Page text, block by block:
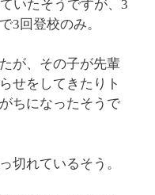
いたそうですが、3
3回登校のみ。
が、その子が先輩
せをしてきたりト
ちになったそうで
切れているそう。